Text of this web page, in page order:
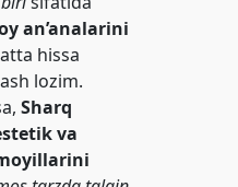
an’analarini
hissa
lozim.
Sharq
va